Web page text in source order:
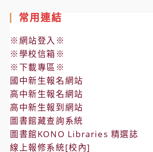
常用連結
※網站登入※
※學校信箱※
※下載專區※
國中新生報名網站
高中新生報名網站
高中新生報到網站
圖書館藏查詢系統
圖書館KONO Libraries 精選誌
線上報修系統[校內]